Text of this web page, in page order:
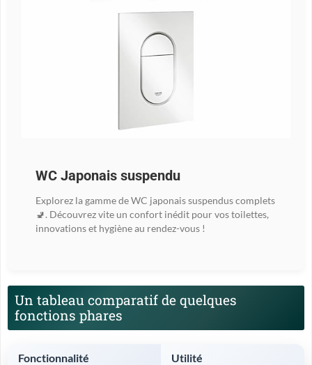
WC Japonais suspendu
Explorez la gamme de WC japonais suspendus complets
🚽. Découvrez vite un confort inédit pour vos toilettes,
innovations et hygiène au rendez-vous !
Un tableau comparatif de quelques
fonctions phares
Fonctionnalité Utilité